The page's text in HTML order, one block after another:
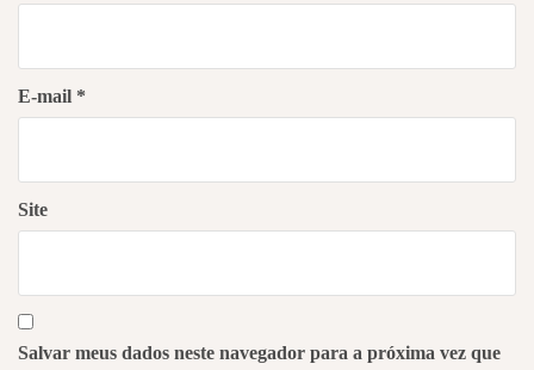
E-mail *
Site
Salvar meus dados neste navegador para a próxima vez que